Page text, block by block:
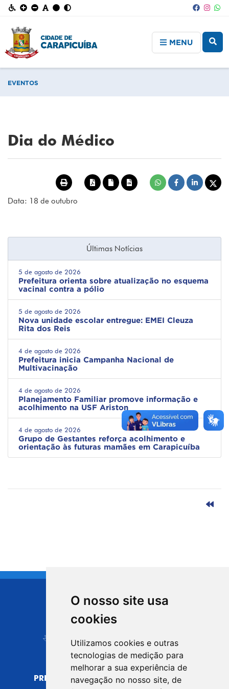
O nosso site usa
cookies
Utilizamos cookies e outras
tecnologias de medição para
melhorar a sua experiência de
navegação no nosso site, de
MENU
EVENTOS
Dia do Médico
Data: 18 de outubro
Últimas Notícias
5 de agosto de 2026
Prefeitura orienta sobre atualização no esquema
vacinal contra a pólio
5 de agosto de 2026
Nova unidade escolar entregue: EMEI Cleuza
Rita dos Reis
4 de agosto de 2026
Prefeitura inicia Campanha Nacional de
Multivacinação
4 de agosto de 2026
Planejamento Familiar promove informação e
acolhimento na USF Ariston
4 de agosto de 2026
Grupo de Gestantes reforça acolhimento e
orientação às futuras mamães em Carapicuíba
CIDADE DE
Carapicuíba
PREFEITURA MUNICIPAL DE CARAPICUÍBA